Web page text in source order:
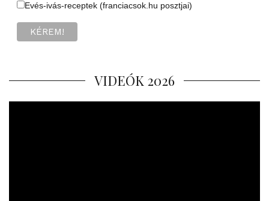
Evés-ivás-receptek (franciacsok.hu posztjai)
VIDEÓK 2026